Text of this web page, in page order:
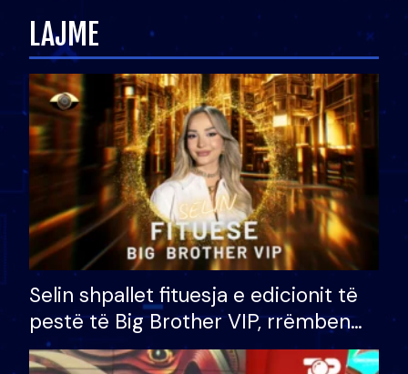
LAJME
Selin shpallet fituesja e edicionit të
pestë të Big Brother VIP, rrëmben
çmimin e madh prej 100 mijë eurosh